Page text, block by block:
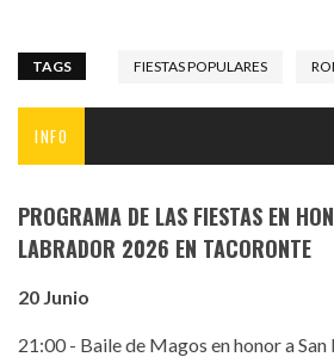
TAGS FIESTAS POPULARES
INFO
PROGRAMA DE LAS FIESTAS EN
LABRADOR 2026 EN TACORONTE
20 Junio
21:00 - Baile de Magos en honor a